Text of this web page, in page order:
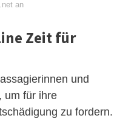
an
Zeit für
und
um für ihre
zu fordern.